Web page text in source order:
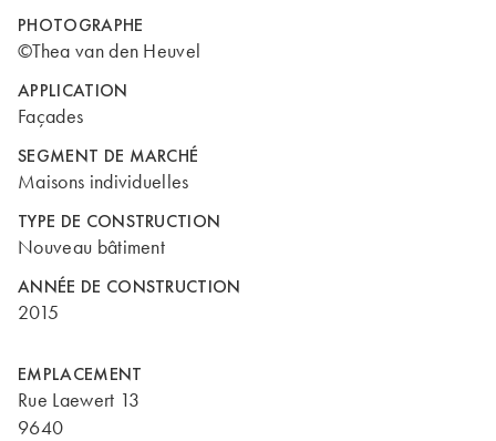
PHOTOGRAPHE
©Thea van den Heuvel
APPLICATION
Façades
SEGMENT DE MARCHÉ
Maisons individuelles
TYPE DE CONSTRUCTION
Nouveau bâtiment
ANNÉE DE CONSTRUCTION
2015
EMPLACEMENT
Rue Laewert 13
9640